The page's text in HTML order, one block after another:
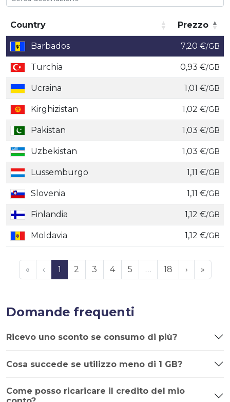
Country
Prezzo
Country
Prezzo
Barbados 7,20 €/GB
Turchia 0,93 €/GB
Ucraina 1,01 €/GB
Kirghizistan 1,02 €/GB
Pakistan 1,03 €/GB
Uzbekistan 1,03 €/GB
Lussemburgo 1,11 €/GB
Slovenia 1,11 €/GB
Finlandia 1,12 €/GB
Moldavia 1,12 €/GB
« ‹ 1 2 3 4 5 … 18 › »
Domande frequenti
Ricevo uno sconto se consumo di più?
Cosa succede se utilizzo meno di 1 GB?
Come posso ricaricare il credito del mio